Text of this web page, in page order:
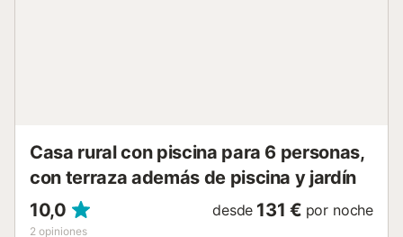
Casa rural con piscina para 6 personas,
con terraza además de piscina y jardín
10,0
2 opiniones
desde 131 € por noche